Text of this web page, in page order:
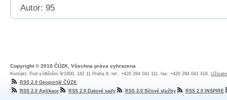
Autor: 95
Copyright © 2010 ČÚZK, Všechna práva vyhrazena
Kontakt: Pod sídlištěm 9/1800, 182 11 Praha 8, tel.: +420 284 041 111, fax: +420 284 041 416,
RSS 2.0 Geoportál ČÚZK
RSS 2.0 Aplikace
RSS 2.0 Datové sady RSS 2.0 Síťové služby RSS 2.0 INSPIRE